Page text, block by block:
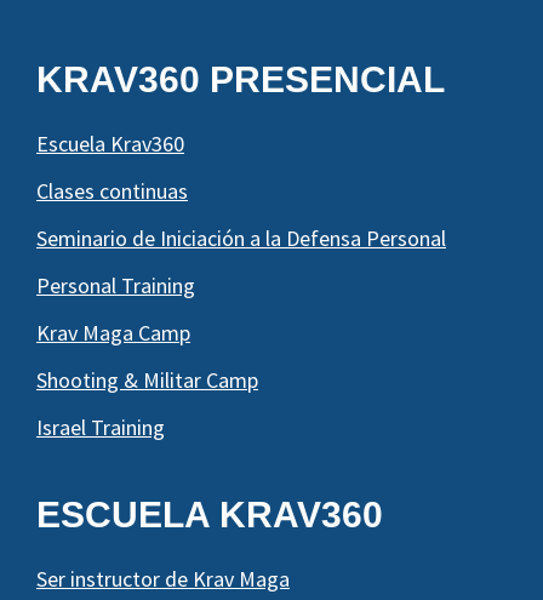
KRAV360 PRESENCIAL
Escuela Krav360
Clases continuas
Seminario de Iniciación a la Defensa Personal
Personal Training
Krav Maga Camp
Shooting & Militar Camp
Israel Training
ESCUELA KRAV360
Ser instructor de Krav Maga